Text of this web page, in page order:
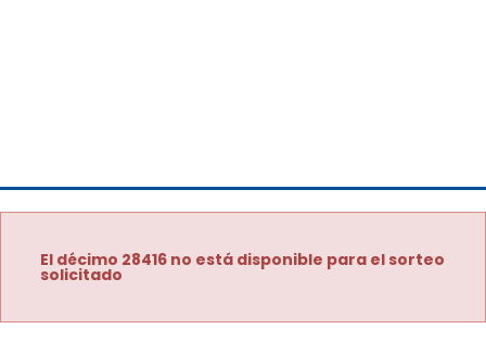
El décimo 28416 no está disponible para el sorteo
solicitado